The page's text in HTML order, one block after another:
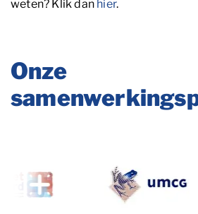
weten? Klik dan hier.
Onze